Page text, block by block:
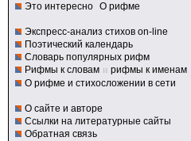
Это интересно О рифме
Экспресс-анализ стихов on-line
Поэтический календарь
Словарь популярных рифм
Рифмы к словам и рифмы к именам
О рифме и стихосложении в сети
О сайте и авторе
Ссылки на литературные сайты
Обратная связь